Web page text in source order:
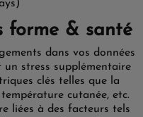
forme & santé
dans vos données
stress supplémentaire
clés telles que la
cutanée, etc.
liées à des facteurs tels